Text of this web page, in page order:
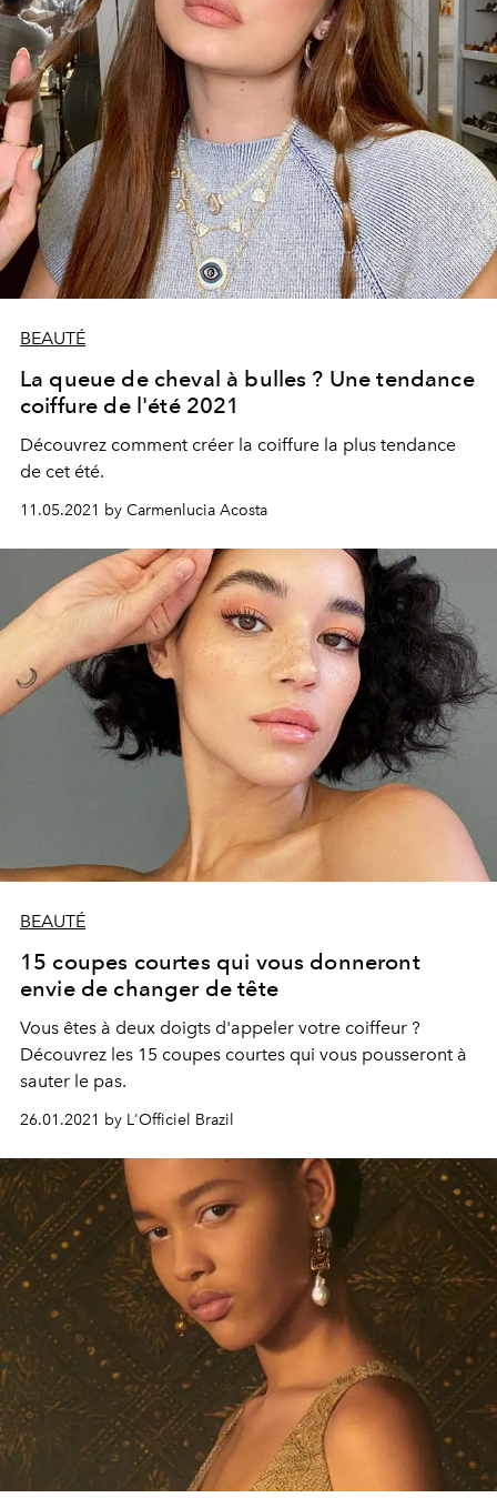
BEAUTÉ
La queue de cheval à bulles ? Une tendance
coiffure de l'été 2021
Découvrez comment créer la coiffure la plus tendance
de cet été.
11.05.2021 by Carmenlucia Acosta
BEAUTÉ
15 coupes courtes qui vous donneront
envie de changer de tête
Vous êtes à deux doigts d'appeler votre coiffeur ?
Découvrez les 15 coupes courtes qui vous pousseront à
sauter le pas.
26.01.2021 by L'Officiel Brazil